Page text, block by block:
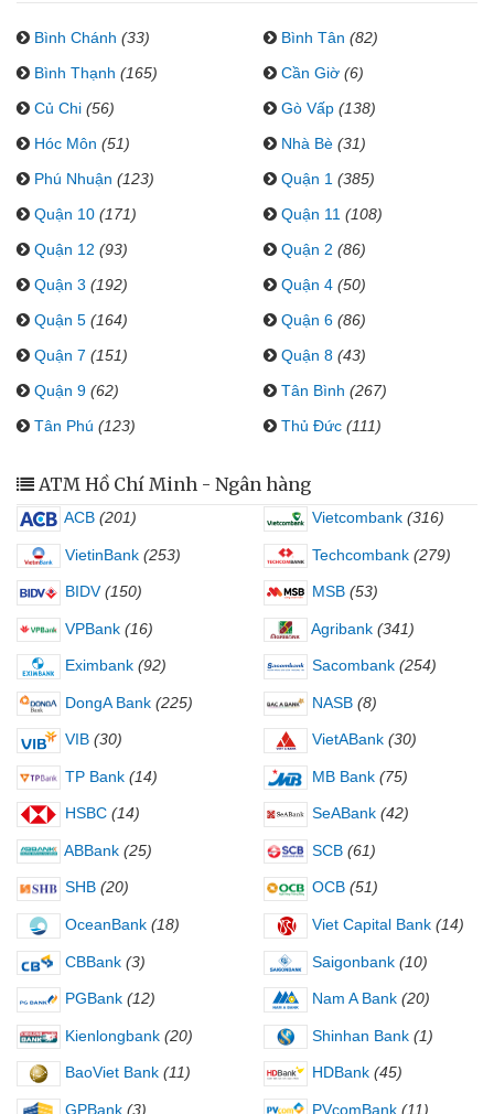
Bình Chánh (33) Bình Tân (82)
Bình Thạnh (165) Cần Giờ (6)
Củ Chi (56) Gò Vấp (138)
Hóc Môn (51) Nhà Bè (31)
Phú Nhuận (123) Quận 1 (385)
Quận 10 (171) Quận 11 (108)
Quận 12 (93) Quận 2 (86)
Quận 3 (192) Quận 4 (50)
Quận 5 (164) Quận 6 (86)
Quận 7 (151) Quận 8 (43)
Quận 9 (62) Tân Bình (267)
Tân Phú (123) Thủ Đức (111)
ATM Hồ Chí Minh - Ngân hàng
ACB (201) Vietcombank (316)
VietinBank (253) Techcombank (279)
BIDV (150) MSB (53)
VPBank (16) Agribank (341)
Eximbank (92) Sacombank (254)
DongA Bank (225) NASB (8)
VIB (30) VietABank (30)
TP Bank (14) MB Bank (75)
HSBC (14) SeABank (42)
ABBank (25) SCB (61)
SHB (20) OCB (51)
OceanBank (18) Viet Capital Bank (14)
CBBank (3) Saigonbank (10)
PGBank (12) Nam A Bank (20)
Kienlongbank (20) Shinhan Bank (1)
BaoViet Bank (11) HDBank (45)
GPBank (3) PVcomBank (11)